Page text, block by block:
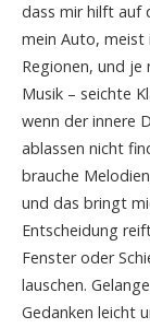
dass mir hilft auf
mein Auto, meist
Regionen, und
Musik – seichte
wenn der innere
ablassen nicht
brauche
und das bringt
Entscheidung
Fenster oder
lauschen.
Gedanken leicht